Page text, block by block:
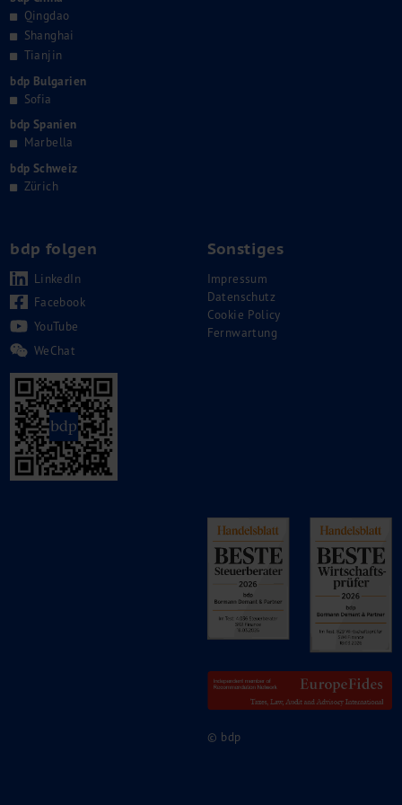
Qingdao
Shanghai
Tianjin
bdp Bulgarien
Sofia
bdp Spanien
Marbella
bdp Schweiz
Zürich
bdp folgen
LinkedIn
Facebook
YouTube
WeChat
Sonstiges
Impressum
Datenschutz
Cookie Policy
Fernwartung
© bdp